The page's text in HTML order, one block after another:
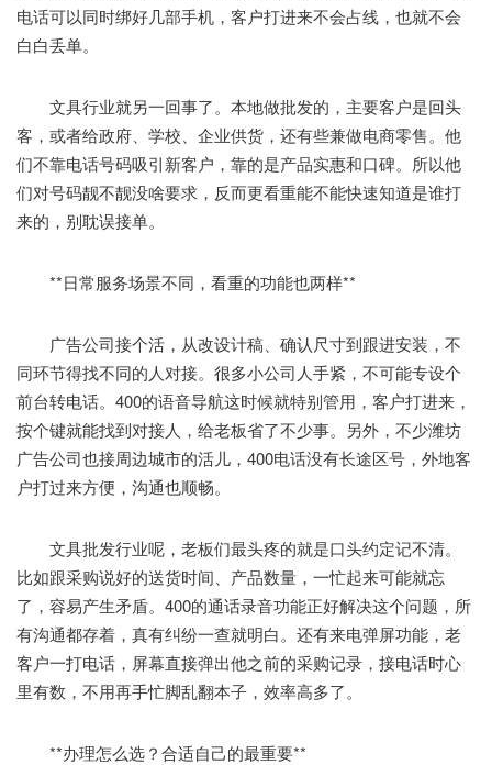
电话可以同时绑好几部手机，客户打进来不会占线，也就不会
白白丢单。
文具行业就另一回事了。本地做批发的，主要客户是回头
客，或者给政府、学校、企业供货，还有些兼做电商零售。他
们不靠电话号码吸引新客户，靠的是产品实惠和口碑。所以他
们对号码靓不靓没啥要求，反而更看重能不能快速知道是谁打
来的，别耽误接单。
**日常服务场景不同，看重的功能也两样**
广告公司接个活，从改设计稿、确认尺寸到跟进安装，不
同环节得找不同的人对接。很多小公司人手紧，不可能专设个
前台转电话。400的语音导航这时候就特别管用，客户打进来，
按个键就能找到对接人，给老板省了不少事。另外，不少潍坊
广告公司也接周边城市的活儿，400电话没有长途区号，外地客
户打过来方便，沟通也顺畅。
文具批发行业呢，老板们最头疼的就是口头约定记不清。
比如跟采购说好的送货时间、产品数量，一忙起来可能就忘
了，容易产生矛盾。400的通话录音功能正好解决这个问题，所
有沟通都存着，真有纠纷一查就明白。还有来电弹屏功能，老
客户一打电话，屏幕直接弹出他之前的采购记录，接电话时心
里有数，不用再手忙脚乱翻本子，效率高多了。
**办理怎么选？合适自己的最重要**